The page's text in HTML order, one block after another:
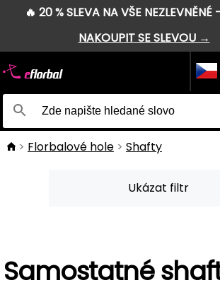
🔥 20 % SLEVA NA VŠE
NAKOUPIT SE SLEVOU →
Florbalové hole Shafty
Ukázat filtr
Samostatné